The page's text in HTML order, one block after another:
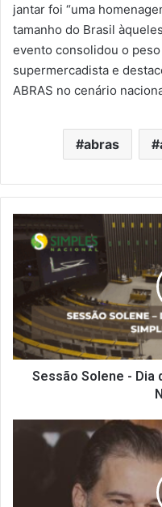
jantar foi “uma
tamanho do Brasil
evento consolidou o
supermercadista e
ABRAS no cenário
abras
Sessão
Solene
Empreendedor
e
Simples
Nacional
Sessão Solene - Dia
anuncia